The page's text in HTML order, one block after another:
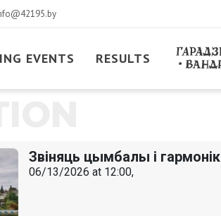
EVENTS RESULTS
Звіняць цымбалы і гармонік
06/13/2026 at 12:00,